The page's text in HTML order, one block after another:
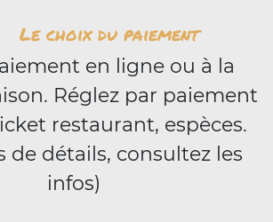
Le choix du paiement
en ligne ou à la
Réglez par paiement
restaurant, espèces.
de détails, consultez les
infos)